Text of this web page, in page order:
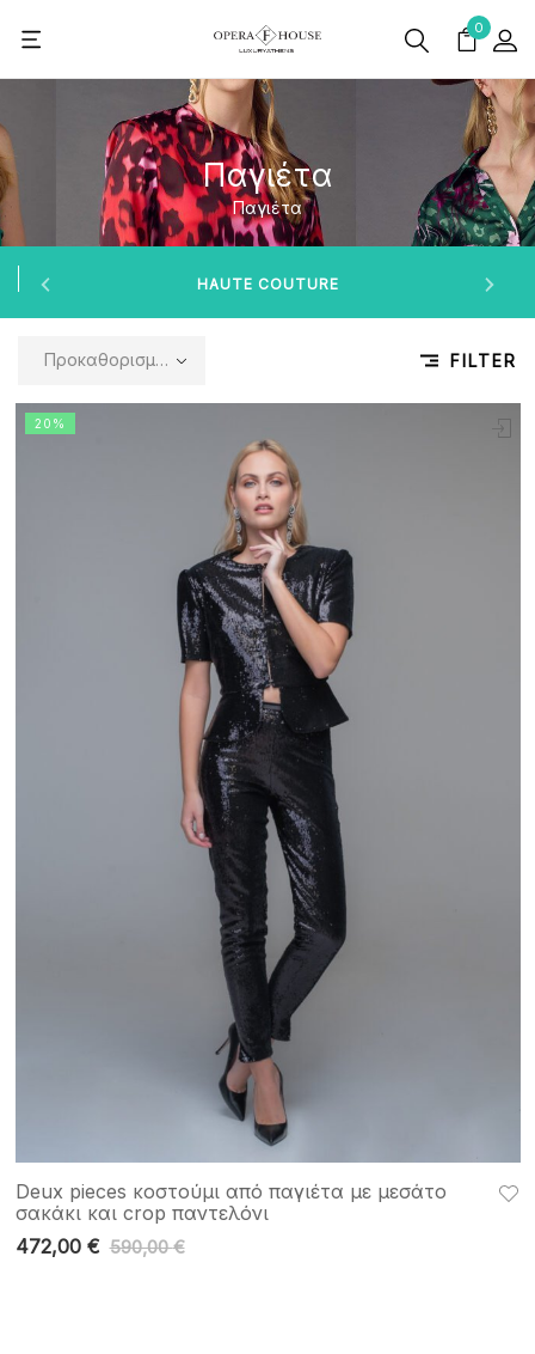
0
Παγιέτα
Παγιέτα
HAUTE COUTURE
FILTER
Προκαθορισμένη ταξινόμηση
20%
Deux pieces κοστούμι από παγιέτα με μεσάτο
σακάκι και crop παντελόνι
590,00€
472,00 €